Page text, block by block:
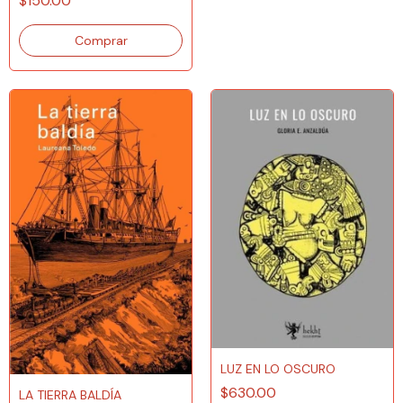
LA TIERRA BALDÍA
LUZ EN LO OSCURO
$630.00